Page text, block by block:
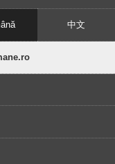
中文